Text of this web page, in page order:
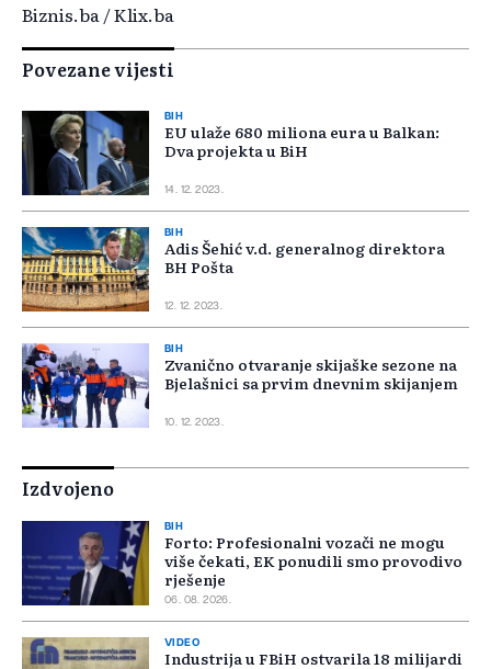
Biznis.ba / Klix.ba
Povezane vijesti
BIH
EU ulaže 680 miliona eura u Balkan:
Dva projekta u BiH
14. 12. 2023.
BIH
Adis Šehić v.d. generalnog direktora
BH Pošta
12. 12. 2023.
BIH
Zvanično otvaranje skijaške sezone na
Bjelašnici sa prvim dnevnim skijanjem
10. 12. 2023.
Izdvojeno
BIH
Forto: Profesionalni vozači ne mogu
više čekati, EK ponudili smo provodivo
rješenje
06. 08. 2026.
VIDEO
Industrija u FBiH ostvarila 18 milijardi